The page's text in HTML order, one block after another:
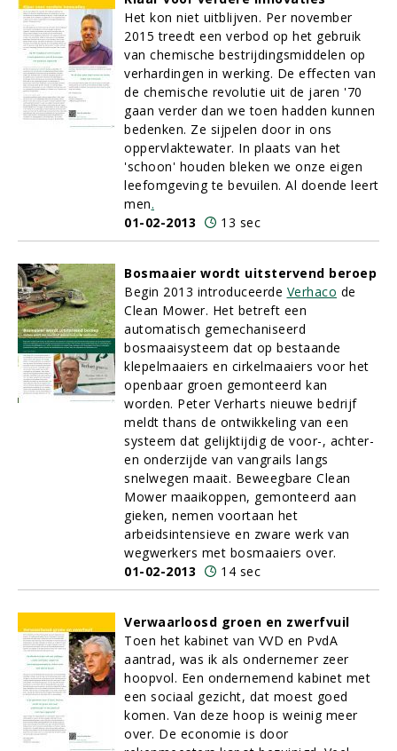
Het kon niet uitblijven. Per november
2015 treedt een verbod op het gebruik
van chemische bestrijdingsmiddelen op
verhardingen in werking. De effecten van
de chemische revolutie uit de jaren '70
gaan verder dan we toen hadden kunnen
bedenken. Ze sijpelen door in ons
oppervlaktewater. In plaats van het
'schoon' houden bleken we onze eigen
leefomgeving te bevuilen. Al doende leert
men.
01-02-2013
13 sec
Bosmaaier wordt uitstervend beroep
Begin 2013 introduceerde Verhaco de
Clean Mower. Het betreft een
automatisch gemechaniseerd
bosmaaisysteem dat op bestaande
klepelmaaiers en cirkelmaaiers voor het
openbaar groen gemonteerd kan
worden. Peter Verharts nieuwe bedrijf
meldt thans de ontwikkeling van een
systeem dat gelijktijdig de voor-, achter-
en onderzijde van vangrails langs
snelwegen maait. Beweegbare Clean
Mower maaikoppen, gemonteerd aan
gieken, nemen voortaan het
arbeidsintensieve en zware werk van
wegwerkers met bosmaaiers over.
01-02-2013
14 sec
Verwaarloosd groen en zwerfvuil
Toen het kabinet van VVD en PvdA
aantrad, was ik als ondernemer zeer
hoopvol. Een ondernemend kabinet met
een sociaal gezicht, dat moest goed
komen. Van deze hoop is weinig meer
over. De economie is door